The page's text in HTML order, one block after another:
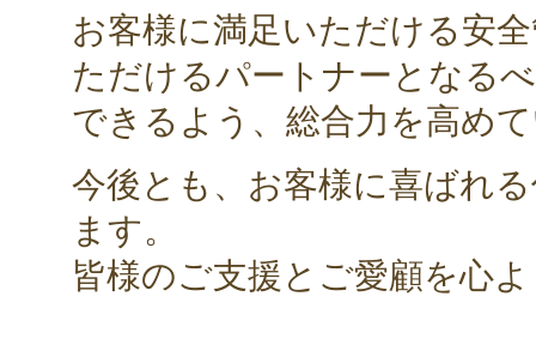
お客様に満足いただける安
ただけるパートナーとなる
できるよう、総合力を高め
今後とも、お客様に喜ばれ
ます。
皆様のご支援とご愛顧を心